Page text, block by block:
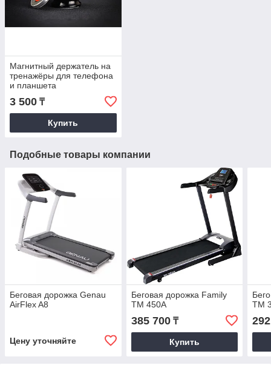
Магнитный держатель на
тренажёры для телефона
и планшета
3 500 ₸
Купить
Подобные товары компании
Беговая дорожка Genau
AirFlex A8
Цену уточняйте
Беговая дорожка Family
TM 450A
385 700₸
Купить
TM